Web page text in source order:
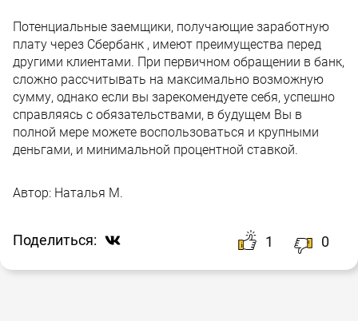
Потенциальные заемщики, получающие заработную
плату через Сбербанк , имеют преимущества перед
другими клиентами. При первичном обращении в банк,
сложно рассчитывать на максимально возможную
сумму, однако если вы зарекомендуете себя, успешно
справляясь с обязательствами, в будущем Вы в
полной мере можете воспользоваться и крупными
деньгами, и минимальной процентной ставкой.
Автор: Наталья М.
Поделиться: 1 0